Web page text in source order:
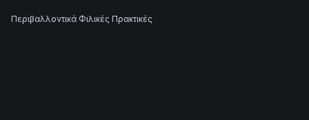
Περιβαλλοντικά Φιλικές Πρακτικές